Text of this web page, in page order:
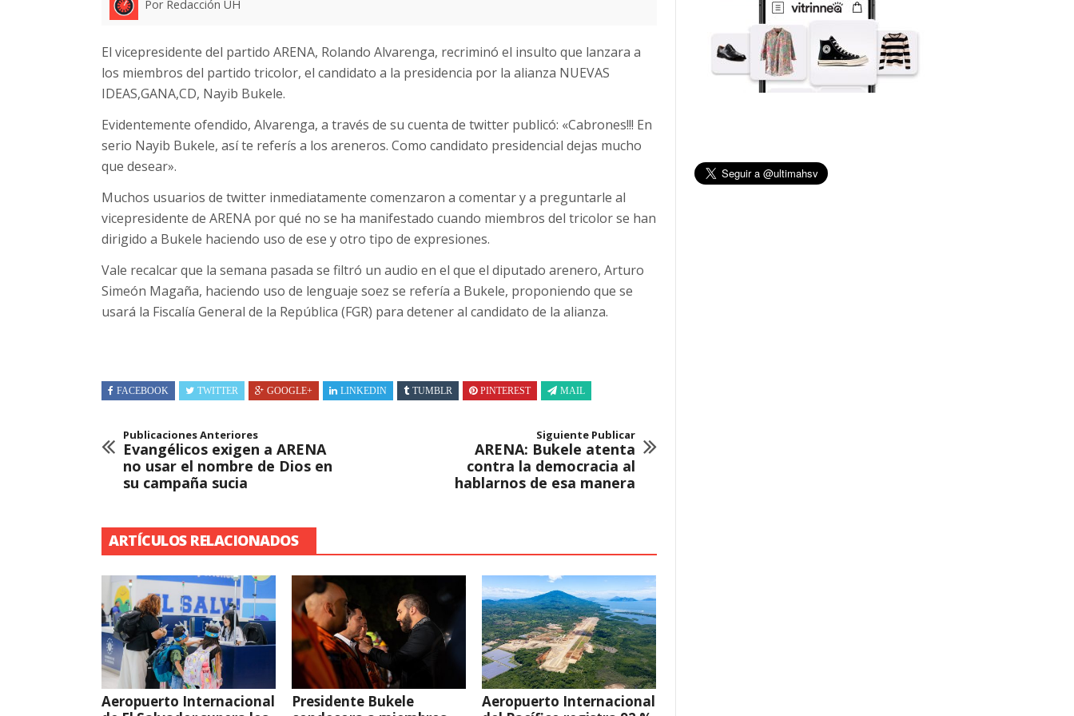
Por Redacción UH
El vicepresidente del partido ARENA, Rolando Alvarenga, recriminó el insulto que lanzara a
los miembros del partido tricolor, el candidato a la presidencia por la alianza NUEVAS
IDEAS,GANA,CD, Nayib Bukele.
Evidentemente ofendido, Alvarenga, a través de su cuenta de twitter publicó: «Cabrones!!! En
serio Nayib Bukele, así te referís a los areneros. Como candidato presidencial dejas mucho
que desear».
Muchos usuarios de twitter inmediatamente comenzaron a comentar y a preguntarle al
vicepresidente de ARENA por qué no se ha manifestado cuando miembros del tricolor se han
dirigido a Bukele haciendo uso de ese y otro tipo de expresiones.
Vale recalcar que la semana pasada se filtró un audio en el que el diputado arenero, Arturo
Simeón Magaña, haciendo uso de lenguaje soez se refería a Bukele, proponiendo que se
usará la Fiscalía General de la República (FGR) para detener al candidato de la alianza.
FACEBOOK TWITTER GOOGLE+ LINKEDIN TUMBLR PINTEREST MAIL
Publicaciones Anteriores
Evangélicos exigen a ARENA
no usar el nombre de Dios en
su campaña sucia
Siguiente Publicar
ARENA: Bukele atenta
contra la democracia al
hablarnos de esa manera
ARTÍCULOS RELACIONADOS
Aeropuerto Internacional
Presidente Bukele
Aeropuerto Internacional